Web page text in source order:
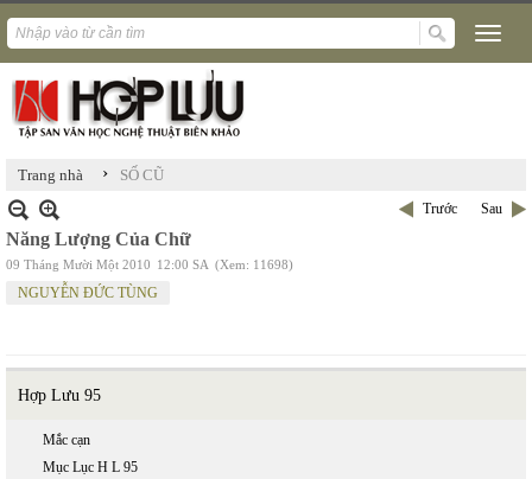
Trang nhà › SỐ CŨ
Trước Sau
Năng Lượng Của Chữ
09 Tháng Mười Một 2010 12:00 SA (Xem: 11698)
NGUYỄN ĐỨC TÙNG
Hợp Lưu 95
Mắc cạn
Mục Lục H L 95